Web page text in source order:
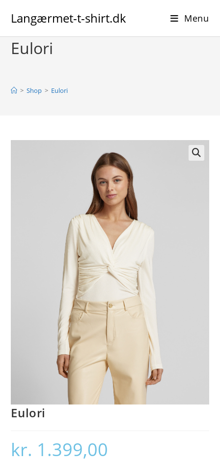
Langærmet-t-shirt.dk Menu
Eulori
> Shop > Eulori
Eulori
kr. 1.399,00